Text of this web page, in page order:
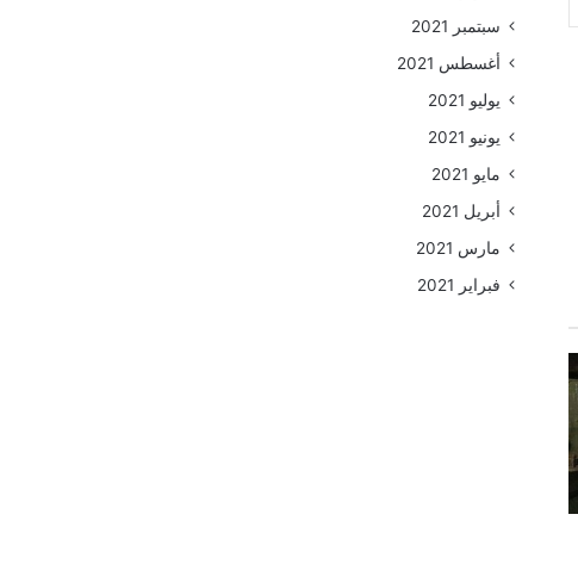
سبتمبر 2021
أغسطس 2021
يوليو 2021
يونيو 2021
مايو 2021
أبريل 2021
مارس 2021
فبراير 2021